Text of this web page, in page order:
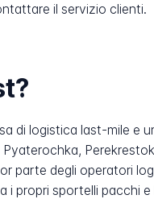
il servizio clienti.
di logistica last-mile e
parte degli operatori
i propri sportelli pacchi